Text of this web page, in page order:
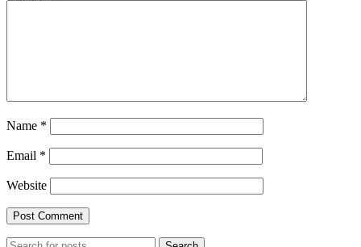
Name *
Email *
Website